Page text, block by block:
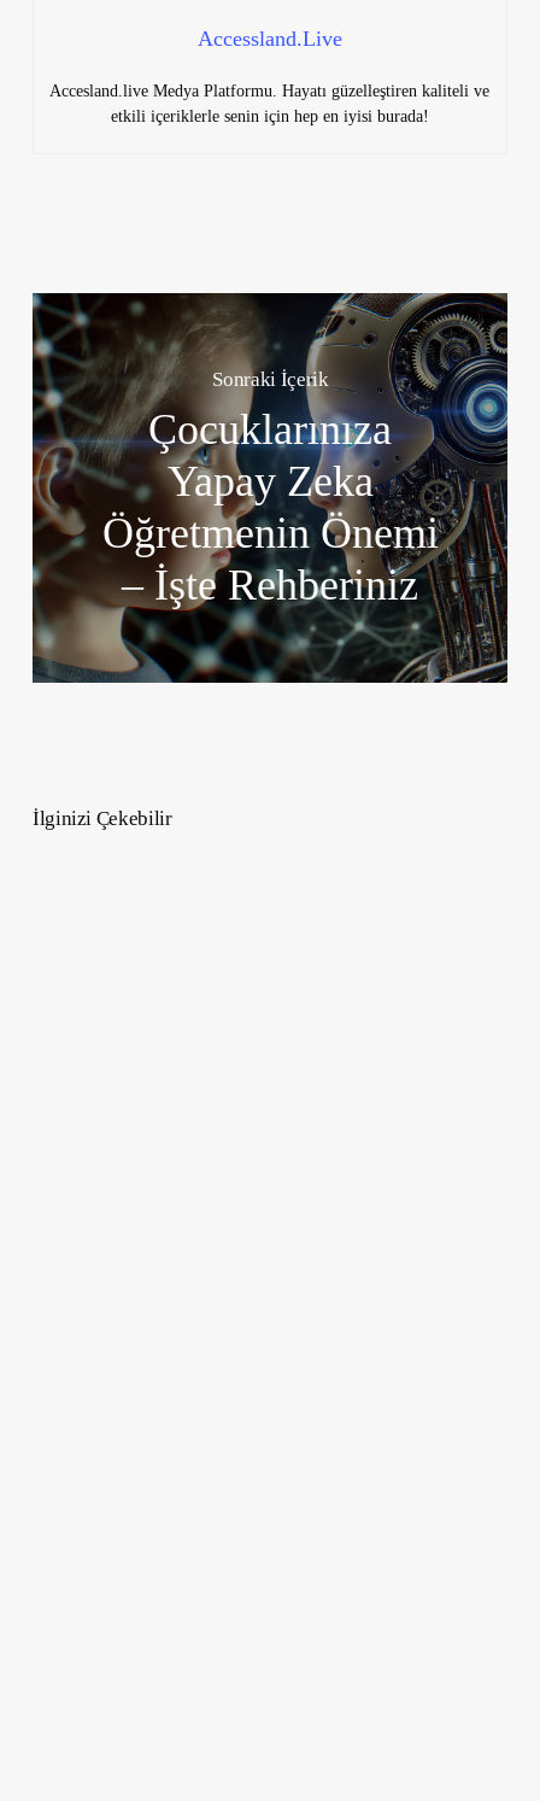
Accessland.Live
Accesland.live Medya Platformu. Hayatı güzelleştiren kaliteli ve
etkili içeriklerle senin için hep en iyisi burada!
Sonraki İçerik
Çocuklarınıza
Yapay Zeka
Öğretmenin Önemi
– İşte Rehberiniz
İlginizi Çekebilir